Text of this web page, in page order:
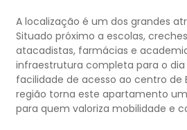
A localização é um dos grandes
Situado próximo a escolas,
atacadistas, farmácias e
infraestrutura completa para o dia
facilidade de acesso ao centro de
região torna este apartamento
para quem valoriza mobilidade e